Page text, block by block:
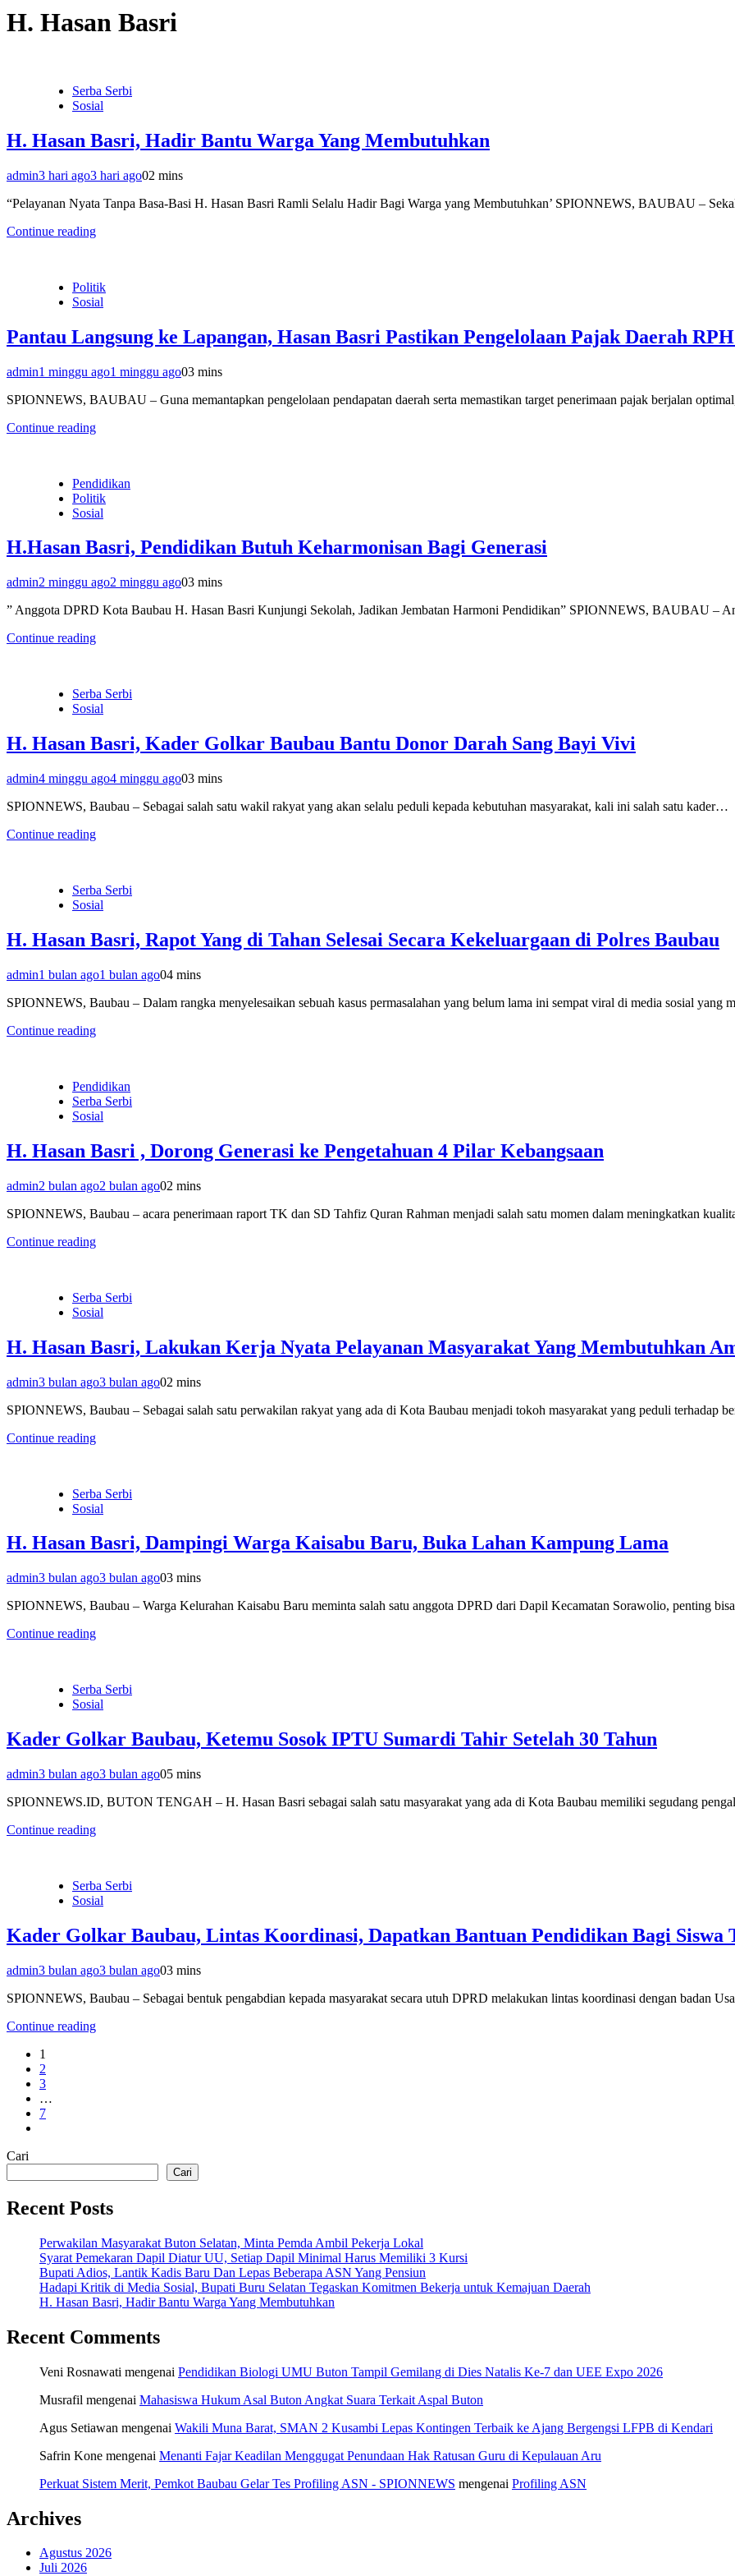
H. Hasan Basri
Serba Serbi
Sosial
H. Hasan Basri, Hadir Bantu Warga Yang Membutuhkan
admin3 hari ago3 hari ago02 mins
“Pelayanan Nyata Tanpa Basa-Basi H. Hasan Basri Ramli Selalu Hadir Bagi Warga yang Membutuhkan’ SPIONNEWS, BAUBAU –
Continue reading
Politik
Sosial
Pantau Langsung ke Lapangan, Hasan Basri Pastikan Pengelolaan Pajak Daerah
admin1 minggu ago1 minggu ago03 mins
SPIONNEWS, BAUBAU – Guna memantapkan pengelolaan pendapatan daerah serta memastikan target penerimaan pajak berjalan
Continue reading
Pendidikan
Politik
Sosial
H.Hasan Basri, Pendidikan Butuh Keharmonisan Bagi Generasi
admin2 minggu ago2 minggu ago03 mins
” Anggota DPRD Kota Baubau H. Hasan Basri Kunjungi Sekolah, Jadikan Jembatan Harmoni Pendidikan” SPIONNEWS, BAUBAU –
Continue reading
Serba Serbi
Sosial
H. Hasan Basri, Kader Golkar Baubau Bantu Donor Darah Sang Bayi Vivi
admin4 minggu ago4 minggu ago03 mins
SPIONNEWS, Baubau – Sebagai salah satu wakil rakyat yang akan selalu peduli kepada kebutuhan masyarakat, kali ini salah satu kader…
Continue reading
Serba Serbi
Sosial
H. Hasan Basri, Rapot Yang di Tahan Selesai Secara Kekeluargaan di Polres Baubau
admin1 bulan ago1 bulan ago04 mins
SPIONNEWS, Baubau – Dalam rangka menyelesaikan sebuah kasus permasalahan yang belum lama ini sempat viral di media sosial yang
Continue reading
Pendidikan
Serba Serbi
Sosial
H. Hasan Basri , Dorong Generasi ke Pengetahuan 4 Pilar Kebangsaan
admin2 bulan ago2 bulan ago02 mins
SPIONNEWS, Baubau – acara penerimaan raport TK dan SD Tahfiz Quran Rahman menjadi salah satu momen dalam meningkatkan
Continue reading
Serba Serbi
Sosial
H. Hasan Basri, Lakukan Kerja Nyata Pelayanan Masyarakat Yang Membutuhkan
admin3 bulan ago3 bulan ago02 mins
SPIONNEWS, Baubau – Sebagai salah satu perwakilan rakyat yang ada di Kota Baubau menjadi tokoh masyarakat yang peduli terhadap
Continue reading
Serba Serbi
Sosial
H. Hasan Basri, Dampingi Warga Kaisabu Baru, Buka Lahan Kampung Lama
admin3 bulan ago3 bulan ago03 mins
SPIONNEWS, Baubau – Warga Kelurahan Kaisabu Baru meminta salah satu anggota DPRD dari Dapil Kecamatan Sorawolio, penting
Continue reading
Serba Serbi
Sosial
Kader Golkar Baubau, Ketemu Sosok IPTU Sumardi Tahir Setelah 30 Tahun
admin3 bulan ago3 bulan ago05 mins
SPIONNEWS.ID, BUTON TENGAH – H. Hasan Basri sebagai salah satu masyarakat yang ada di Kota Baubau memiliki segudang
Continue reading
Serba Serbi
Sosial
Kader Golkar Baubau, Lintas Koordinasi, Dapatkan Bantuan Pendidikan Bagi Siswa
admin3 bulan ago3 bulan ago03 mins
SPIONNEWS, Baubau – Sebagai bentuk pengabdian kepada masyarakat secara utuh DPRD melakukan lintas koordinasi dengan badan
Continue reading
1
2
3
…
7
Cari
Cari
Recent Posts
Perwakilan Masyarakat Buton Selatan, Minta Pemda Ambil Pekerja Lokal
Syarat Pemekaran Dapil Diatur UU, Setiap Dapil Minimal Harus Memiliki 3 Kursi
Bupati Adios, Lantik Kadis Baru Dan Lepas Beberapa ASN Yang Pensiun
Hadapi Kritik di Media Sosial, Bupati Buru Selatan Tegaskan Komitmen Bekerja untuk Kemajuan Daerah
H. Hasan Basri, Hadir Bantu Warga Yang Membutuhkan
Recent Comments
Veni Rosnawati mengenai Pendidikan Biologi UMU Buton Tampil Gemilang di Dies Natalis Ke-7 dan UEE Expo 2026
Musrafil mengenai Mahasiswa Hukum Asal Buton Angkat Suara Terkait Aspal Buton
Agus Setiawan mengenai Wakili Muna Barat, SMAN 2 Kusambi Lepas Kontingen Terbaik ke Ajang Bergengsi LFPB di Kendari
Safrin Kone mengenai Menanti Fajar Keadilan Menggugat Penundaan Hak Ratusan Guru di Kepulauan Aru
Perkuat Sistem Merit, Pemkot Baubau Gelar Tes Profiling ASN - SPIONNEWS mengenai Profiling ASN
Archives
Agustus 2026
Juli 2026